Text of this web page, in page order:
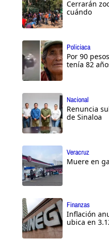
Cerrarán
cuándo
Policiaca
Por 90
tenía 82
Nacional
Renuncia
de Sinaloa
Veracruz
Muere en
Finanzas
Inflación
ubica en